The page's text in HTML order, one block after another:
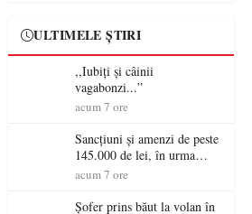
ULTIMELE ȘTIRI
,,Iubiți și câinii
vagabonzi...”
acum 7 ore
Sancțiuni și amenzi de peste
145.000 de lei, în urma
acțiunilor polițiștilor
acum 7 ore
Șofer prins băut la volan în